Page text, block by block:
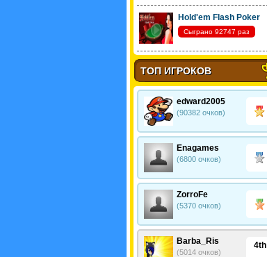
Hold'em Flash Poker
Сыграно 92747 раз
ТОП ИГРОКОВ
edward2005
(90382 очков)
Enagames
(6800 очков)
ZorroFe
(5370 очков)
4th
Barba_Ris
(5014 очков)